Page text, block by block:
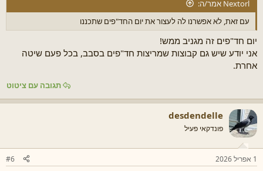
Nextorl אמר/ה:
עם זאת, לא אפשרנו לה לעצור את יום החד"פים שתכננו
יום חד"פים זה מגניב ממש!
אני יודע שיש גם קבוצות שמריצות חד"פים בסבב, בכל פעם שיטה
אחרת.
תגובה עם ציטוט
desdendelle
פונדקאי פעיל
1 אפריל 2026 #6